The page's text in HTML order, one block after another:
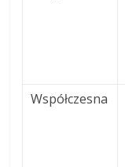
Współczesna